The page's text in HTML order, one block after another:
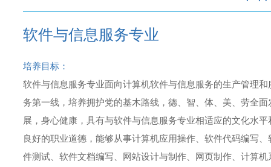
软件与信息服务专业
培养目标：
软件与信息服务专业面向计算机软件与信息服务的生产管理和
务第一线，培养拥护党的基木路线，德、智、体、美、劳全面
展，身心健康，具有与软件与信息服务专业相适应的文化水平
良好的职业道德，能够从事计算机应用操作、软件代码编写、
件测试、软件文档编写、网站设计与制作、网页制作、计算机